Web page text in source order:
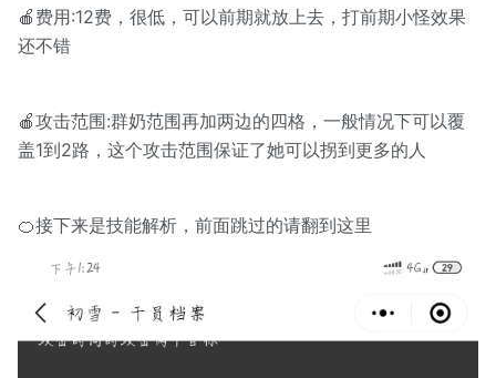
🍎费用:12费，很低，可以前期就放上去，打前期小怪效果
还不错
🍎攻击范围:群奶范围再加两边的四格，一般情况下可以覆
盖1到2路，这个攻击范围保证了她可以拐到更多的人
🍊接下来是技能解析，前面跳过的请翻到这里